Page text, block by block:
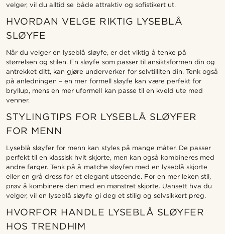
velger, vil du alltid se både attraktiv og sofistikert ut.
HVORDAN VELGE RIKTIG LYSEBLÅ
SLØYFE
Når du velger en lyseblå sløyfe, er det viktig å tenke på
størrelsen og stilen. En sløyfe som passer til ansiktsformen din og
antrekket ditt, kan gjøre underverker for selvtilliten din. Tenk også
på anledningen – en mer formell sløyfe kan være perfekt for
bryllup, mens en mer uformell kan passe til en kveld ute med
venner.
STYLINGTIPS FOR LYSEBLÅ SLØYFER
FOR MENN
Lyseblå sløyfer for menn kan styles på mange måter. De passer
perfekt til en klassisk hvit skjorte, men kan også kombineres med
andre farger. Tenk på å matche sløyfen med en lyseblå skjorte
eller en grå dress for et elegant utseende. For en mer leken stil,
prøv å kombinere den med en mønstret skjorte. Uansett hva du
velger, vil en lyseblå sløyfe gi deg et stilig og selvsikkert preg.
HVORFOR HANDLE LYSEBLÅ SLØYFER
HOS TRENDHIM